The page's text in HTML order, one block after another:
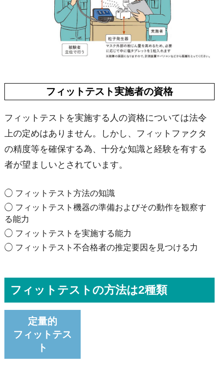
フィットテスト実施者の資格
フィットテストを実施する人の資格については法令
上の定めはありません。しかし、フィットファクタ
の精度等を確保する為、十分な知識と経験を有する
者が望ましいとされています。
◯ フィットテスト方法の知識
◯ フィットテスト機器の準備およびその動作を観察す
る能力
◯ フィットテストを実施する能力
◯ フィットテスト不合格者の推定要因を見つける力
フィットテストの方法は2種類
定量的
フィットテス
ト